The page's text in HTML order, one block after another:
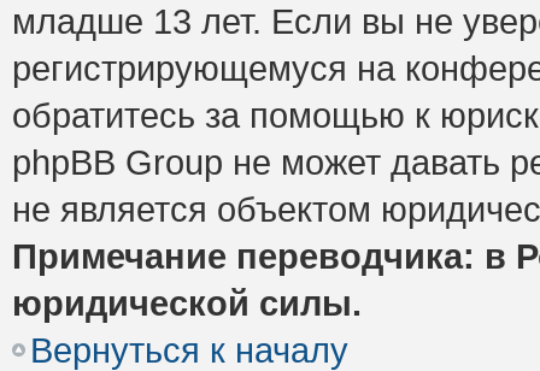
младше 13 лет. Если вы не
регистрирующемуся на
обратитесь за помощью к
phpBB Group не может давать
не является объектом
Примечание переводчика: в
юридической силы.
Вернуться к началу